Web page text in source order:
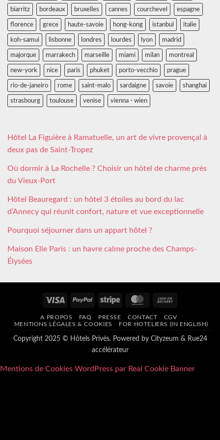
biarritz bordeaux bruxelles cannes courchevel espagne
florence grece haute-savoie hong-kong istanbul italie
koh-samui lisbonne londres lourdes lyon madrid
majorque marrakech marseille miami milan montreal
new-york nice paris phuket porto-vecchio prague
rio-de-janeiro rome saint-malo sardaigne savoie shanghai
strasbourg toulouse venise vienna - wien
Hôtel La Figuière à Ramatuelle, un art de vivre provençal à
deux pas de Saint-Tropez
Où dormir à La Rochelle ? Choisir un hôtel de charme près
du Vieux-Port
Hôtel Beauregard : un hôtel 3 étoiles au bord du lac
d’Annecy qui réunit confort, nature et vue exceptionnelle
Pourquoi séjourner dans un appart hôtel ?
Maison Elle Paris : un havre calme proche des Champs-
Élysées
Visa PayPal Stripe MasterCard
Delivery
A PROPOS FAQ PRESSE CONTACT
CGV
MENTIONS LÉGALES & COOKIES
FOR HOTELIERS (IN ENGLISH)
Copyright 2025 © Hôtels Privés. Powered by Cityzeum & Rue24
accélérateur
Mentions de Cookies WordPress par Real Cookie Banner